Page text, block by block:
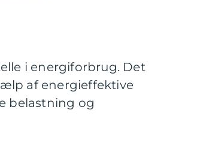
i energiforbrug. Det
af energieffektive
belastning og